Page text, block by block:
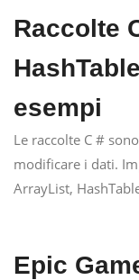
Raccolte
esempi
Le raccolte C #
modificare i dati.
ArrayList,
Epic